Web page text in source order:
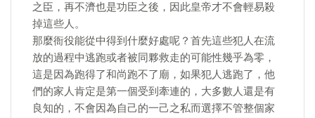
之臣，再不濟也是功臣之後，因此皇帝才不會輕易殺
掉這些人。
那麼衙役能從中得到什麼好處呢？首先這些犯人在流
放的過程中逃跑或者被同夥救走的可能性幾乎為零，
這是因為跑得了和尚跑不了廟，如果犯人逃跑了，他
們的家人肯定是第一個受到牽連的，大多數人還是有
良知的，不會因為自己的一己之私而選擇不管整個家